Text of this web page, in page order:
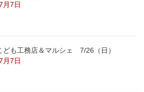
月7日
ども工務店＆マルシェ 7/26（日）
月7日